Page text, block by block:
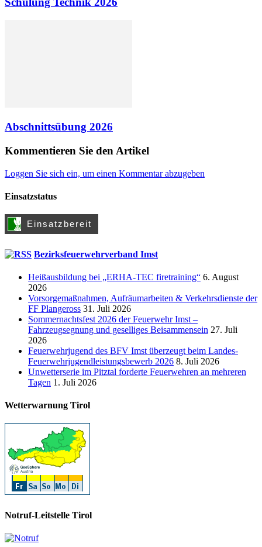
Abschnittsübung 2026
Kommentieren Sie den Artikel
Loggen Sie sich ein, um einen Kommentar abzugeben
Einsatzstatus
Bezirksfeuerwehrverband Imst
Heißausbildung bei „ERHA-TEC firetraining“ 6. August
2026
Vorsorgemaßnahmen, Aufräumarbeiten & Verkehrsdienste der
FF Plangeross 31. Juli 2026
Sommernachtsfest 2026 der Feuerwehr Imst –
Fahrzeugsegnung und geselliges Beisammensein 27. Juli
2026
Feuerwehrjugend des BFV Imst überzeugt beim Landes-
Feuerwehrjugendleistungsbewerb 2026 8. Juli 2026
Unwetterserie im Pitztal forderte Feuerwehren an mehreren
Tagen 1. Juli 2026
Wetterwarnung Tirol
Notruf-Leitstelle Tirol